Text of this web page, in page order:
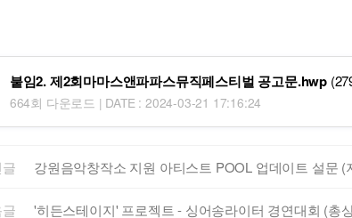
붙임2. 제2회마마스앤파파스뮤직페스티벌 공고문.hwp
664회 다운로드 | DATE : 2024-03-21 17:16:24
강원음악창작소 지원 아티스트 POOL 업데이트 설문
'히든스테이지' 프로젝트 - 싱어송라이터 경연대회 (총